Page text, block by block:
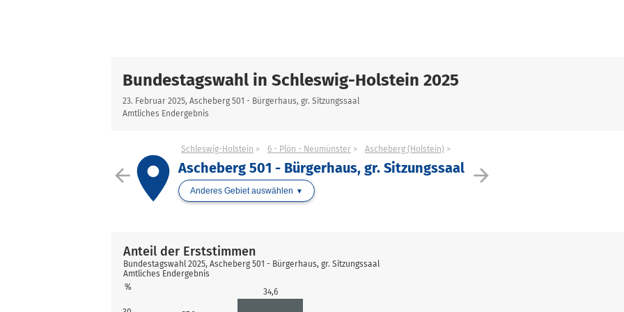
Bundestagswahl in Schleswig-Holstein 2025
23. Februar 2025, Ascheberg 501 - Bürgerhaus, gr. Sitzungssaal
Amtliches Endergebnis
arrow_back arrow_forward
place
Schleswig-Holstein 6 - Plön - Neumünster Ascheberg (Holstein)
Ascheberg 501 - Bürgerhaus, gr. Sitzungssaal
Anderes Gebiet auswählen
%
34,6
Anteil der Erststimmen
Bundestagswahl 2025, Ascheberg 501 - Bürgerhaus, gr. Sitzungssaal
Amtliches Endergebnis